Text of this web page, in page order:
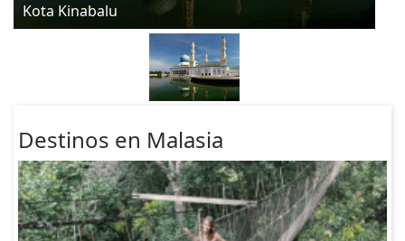
Kota Kinabalu
Destinos en Malasia